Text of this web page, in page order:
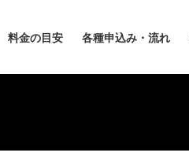
料金の目安 各種申込み・流れ